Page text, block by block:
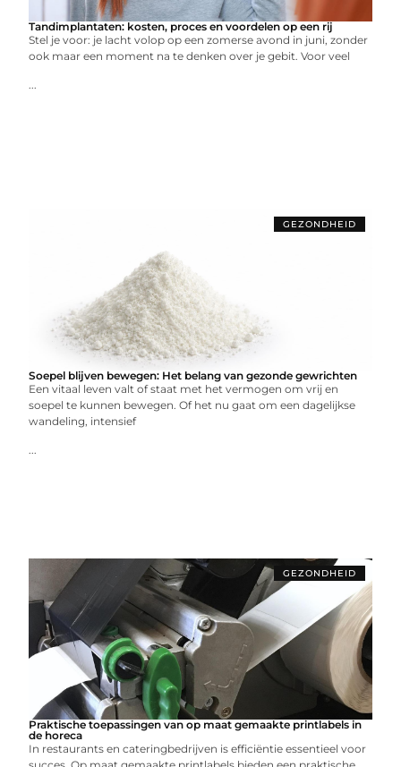
Tandimplantaten: kosten, proces en voordelen op een rij
Stel je voor: je lacht volop op een zomerse avond in juni, zonder
ook maar een moment na te denken over je gebit. Voor veel
...
GEZONDHEID
Soepel blijven bewegen: Het belang van gezonde gewrichten
Een vitaal leven valt of staat met het vermogen om vrij en
soepel te kunnen bewegen. Of het nu gaat om een dagelijkse
wandeling, intensief
...
GEZONDHEID
Praktische toepassingen van op maat gemaakte printlabels in
de horeca
In restaurants en cateringbedrijven is efficiëntie essentieel voor